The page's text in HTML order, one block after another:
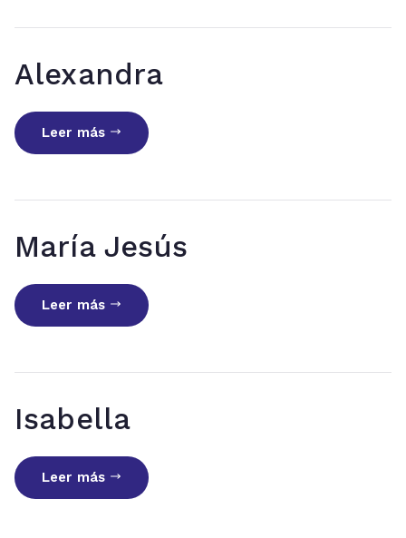
Alexandra
Leer más
María Jesús
Leer más
Isabella
Leer más